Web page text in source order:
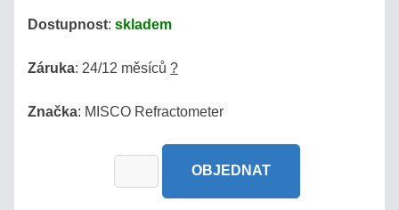
Dostupnost: skladem
Záruka: 24/12 měsíců ?
Značka: MISCO Refractometer
OBJEDNAT
MOČ,